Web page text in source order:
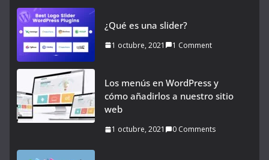
¿Qué es una slider?
1 octubre, 2021 1 Comment
Los menús en WordPress y
cómo añadirlos a nuestro sitio
web
1 octubre, 2021 0 Comments